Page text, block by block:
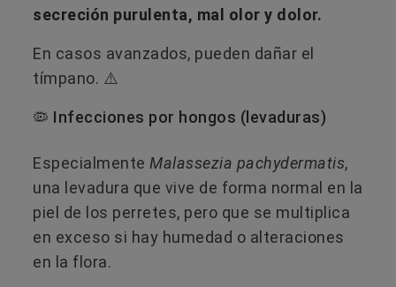
secreción purulenta, mal olor y dolor.
En casos avanzados, pueden dañar el
tímpano. ⚠️
🦠 Infecciones por hongos (levaduras)
Especialmente Malassezia pachydermatis,
una levadura que vive de forma normal en la
piel de los perretes, pero que se multiplica
en exceso si hay humedad o alteraciones
en la flora.